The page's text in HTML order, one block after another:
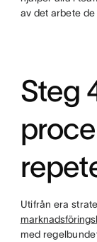
av det arbete de
Steg
Utifrån era
med